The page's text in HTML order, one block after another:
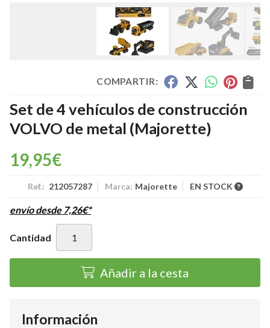
COMPARTIR:
Set de 4 vehículos de construcción
VOLVO de metal (Majorette)
19,95€
Ref.: 212057287 Marca: Majorette EN STOCK
envío desde 7,26€*
Cantidad
Añadir a la cesta
Información